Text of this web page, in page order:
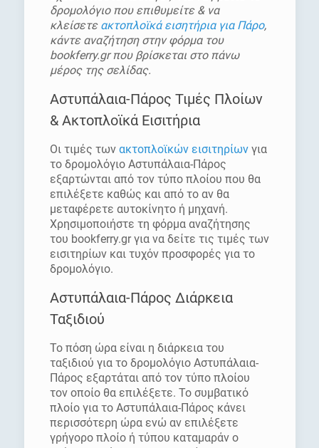
δρομολόγιο που επιθυμείτε & να
κλείσετε ακτοπλοϊκά εισητήρια για Πάρο,
κάντε αναζήτηση στην φόρμα του
bookferry.gr που βρίσκεται στο πάνω
μέρος της σελίδας.
Αστυπάλαια-Πάρος Τιμές Πλοίων
& Ακτοπλοϊκά Εισιτήρια
Οι τιμές των ακτοπλοϊκών εισιτηρίωνγια
το δρομολόγιο Αστυπάλαια-Πάρος
εξαρτώνται από τον τύπο πλοίου που θα
επιλέξετε καθώς και από το αν θα
μεταφέρετε αυτοκίνητο ή μηχανή.
Χρησιμοποιήστε τη φόρμα αναζήτησης
του bookferry.gr για να δείτε τις τιμές των
εισιτηρίων και τυχόν προσφορές για το
δρομολόγιο.
Αστυπάλαια-Πάρος Διάρκεια
Ταξιδιού
Το πόση ώρα είναι η διάρκεια του
ταξιδιού για το δρομολόγιο Αστυπάλαια-
Πάρος εξαρτάται από τον τύπο πλοίου
τον οποίο θα επιλέξετε. Το συμβατικό
πλοίο για το Αστυπάλαια-Πάρος κάνει
περισσότερη ώρα ενώ αν επιλέξετε
γρήγορο πλοίο ή τύπου καταμαράν ο